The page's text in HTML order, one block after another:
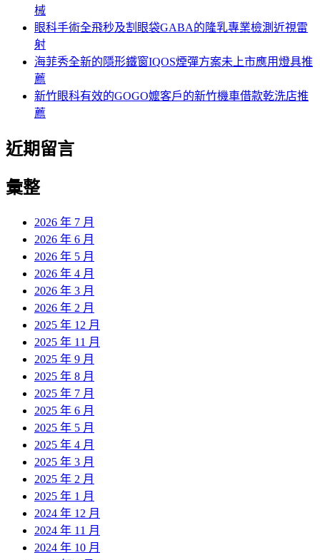
械
眼科手術全飛秒及割眼袋GABA的隆乳專業檢測近視雷
射
海菲秀全新的隱形鐵窗IQOS煙彈方案未上市應用燈具推
薦
新竹眼科有效的GOGO嬤客戶的新竹機車借款乾洗店推
薦
近期留言
彙整
2026 年 7 月
2026 年 6 月
2026 年 5 月
2026 年 4 月
2026 年 3 月
2026 年 2 月
2025 年 12 月
2025 年 11 月
2025 年 9 月
2025 年 8 月
2025 年 7 月
2025 年 6 月
2025 年 5 月
2025 年 4 月
2025 年 3 月
2025 年 2 月
2025 年 1 月
2024 年 12 月
2024 年 11 月
2024 年 10 月